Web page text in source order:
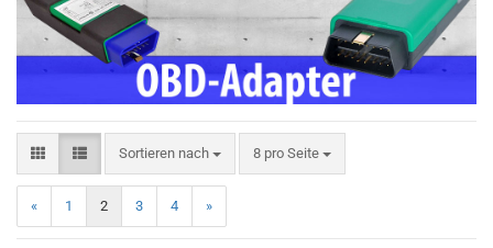
Sortieren nach 8 pro Seite
« 1 2 3 4 »